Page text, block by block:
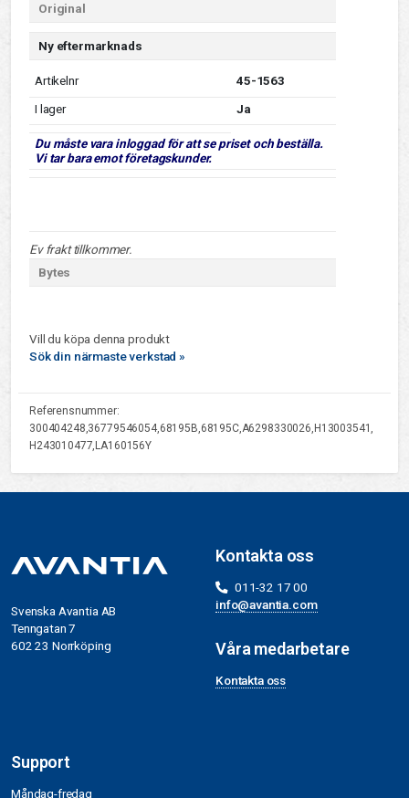
Original
Ny eftermarknads
Artikelnr
45-1563
I lager
Ja
Du måste vara inloggad för att se priset och beställa.
Vi tar bara emot företagskunder.
Ev frakt tillkommer.
Bytes
Vill du köpa denna produkt
Sök din närmaste verkstad »
Referensnummer:
300404248,36779546054,68195B,68195C,A6298330026,H13003541,
H243010477,LA160156Y
Svenska Avantia AB
Tenngatan 7
602 23 Norrköping
Kontakta oss
011-32 17 00
info@avantia.com
Våra medarbetare
Kontakta oss
Support
Måndag-fredag